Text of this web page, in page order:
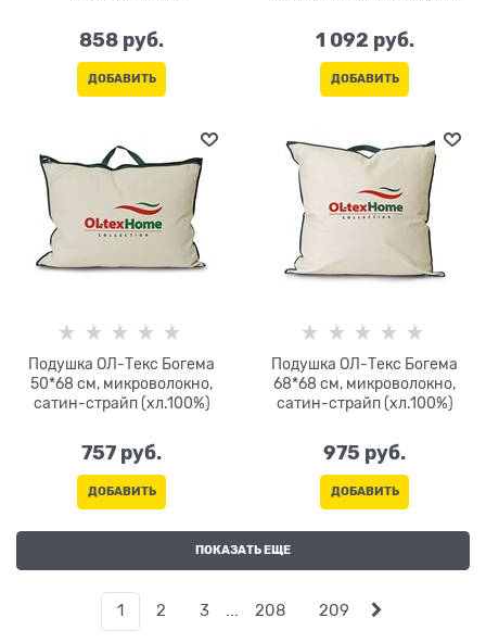
жаккард
858 руб.
ДОБАВИТЬ
жаккард
1 092 руб.
ДОБАВИТЬ
Подушка ОЛ-Текс Богема
50*68 см, микроволокно,
сатин-страйп (хл.100%)
757 руб.
ДОБАВИТЬ
Подушка ОЛ-Текс Богема
68*68 см, микроволокно,
сатин-страйп (хл.100%)
975 руб.
ДОБАВИТЬ
ПОКАЗАТЬ ЕЩЕ
1 2 3 ... 208 209